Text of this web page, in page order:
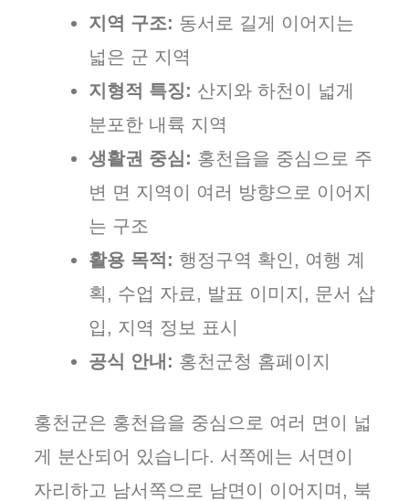
지역 구조: 동서로 길게 이어지는
넓은 군 지역
지형적 특징: 산지와 하천이 넓게
분포한 내륙 지역
생활권 중심: 홍천읍을 중심으로 주
변 면 지역이 여러 방향으로 이어지
는 구조
활용 목적: 행정구역 확인, 여행 계
획, 수업 자료, 발표 이미지, 문서 삽
입, 지역 정보 표시
공식 안내: 홍천군청 홈페이지
홍천군은 홍천읍을 중심으로 여러 면이 넓
게 분산되어 있습니다. 서쪽에는 서면이
자리하고 남서쪽으로 남면이 이어지며, 북